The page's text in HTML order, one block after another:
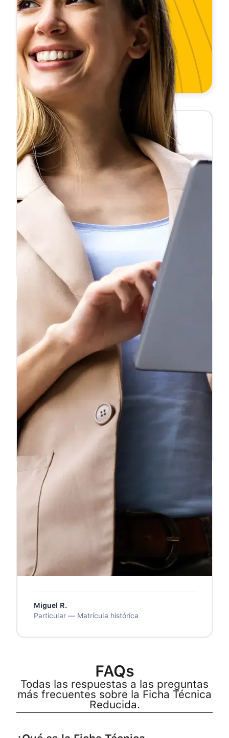
❝Importé un Audi desde Alemania y
necesitaba la ficha reducida para
matricularlo. La pedí un martes a las 10h
y a las 10:47 ya la tenía en mi correo.
Ahorré semanas comparado con la
gestoría.❞
Carlos F.
Particular — Importación de vehículo
Llevamos 6 meses usando Ficha
Express para nuestro taller. Hacemos
unas 15 fichas al mes y el servicio es
impecable. Los precios son los mejores
del mercado y el soporte por WhatsApp
es inmediato.
Taller Mecánico — Madrid
Pedí el servicio ordinario y tardó unas 5
horas, esperaba algo menos. Pero la
ficha llegó perfecta, firmada y lista para
la ITV. Para la próxima pediré el express.
❞
Miguel R.
Particular — Matrícula histórica
FAQs
Todas las respuestas a las preguntas
más frecuentes sobre la Ficha Técnica
Reducida.